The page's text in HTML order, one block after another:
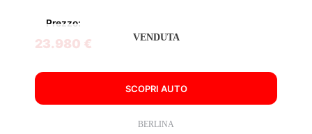
VENDUTA
Prezzo:
23.980 €
SCOPRI AUTO
BERLINA